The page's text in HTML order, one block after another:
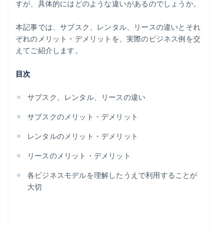
すが、具体的にはどのような違いがあるのでしょうか。
本記事では、サブスク、レンタル、リースの違いとそれ
ぞれのメリット・デメリットを、実際のビジネス例を交
えてご紹介します。
目次
サブスク、レンタル、リースの違い
サブスクのメリット・デメリット
レンタルのメリット・デメリット
リースのメリット・デメリット
各ビジネスモデルを理解したうえで利用することが
大切